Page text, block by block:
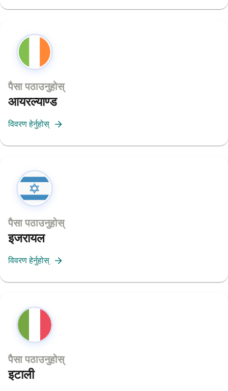
पैसा पठाउनुहोस्
आयरल्याण्ड
विवरण हेर्नुहोस्
पैसा पठाउनुहोस्
इजरायल
विवरण हेर्नुहोस्
पैसा पठाउनुहोस्
इटाली